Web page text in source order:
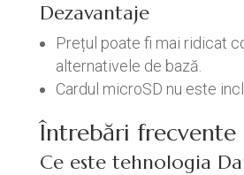
Dezavantaje
Prețul poate fi mai ridicat
alternativele de bază.
Cardul microSD nu este
Întrebări frecvente
Ce este tehnologia